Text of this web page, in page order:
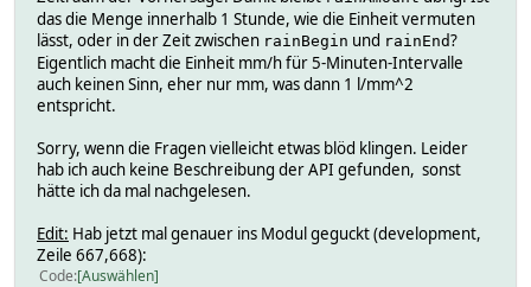
das die Menge innerhalb 1 Stunde, wie die Einheit vermuten
lässt, oder in der Zeit zwischen rainBegin und rainEnd?
Eigentlich macht die Einheit mm/h für 5-Minuten-Intervalle
auch keinen Sinn, eher nur mm, was dann 1 l/mm^2
entspricht.
Sorry, wenn die Fragen vielleicht etwas blöd klingen. Leider
hab ich auch keine Beschreibung der API gefunden, sonst
hätte ich da mal nachgelesen.
Edit: Hab jetzt mal genauer ins Modul geguckt (development,
Zeile 667,668):
Code Auswählen